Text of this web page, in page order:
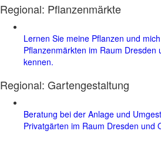
Regional: Pflanzenmärkte
Lernen Sie meine Pflanzen und
Pflanzenmärkten im Raum Dresden
kennen.
Regional: Gartengestaltung
Beratung bei der Anlage und
Privatgärten im Raum Dresden und